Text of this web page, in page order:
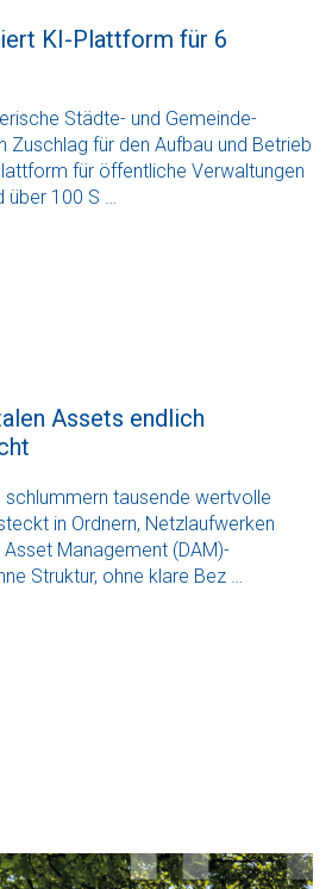
KI-Plattform für 6
Städte- und Gemeinde-
Zuschlag für den Aufbau und Betrieb
für öffentliche Verwaltungen
100 S …
Assets endlich
schlummern tausende wertvolle
in Ordnern, Netzlaufwerken
Management (DAM)-
Struktur, ohne klare Bez …